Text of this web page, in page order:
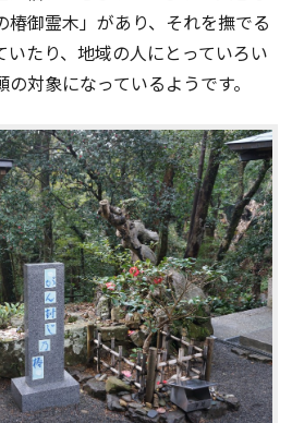
椿御霊木」があり、それを撫でる
いたり、地域の人にとっていろい
対象になっているようです。